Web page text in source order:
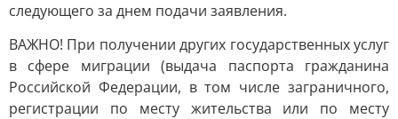
следующего за днем подачи заявления.
ВАЖНО! При получении других государственных услуг
в сфере миграции (выдача паспорта гражданина
Российской Федерации, в том числе заграничного,
регистрации по месту жительства или по месту